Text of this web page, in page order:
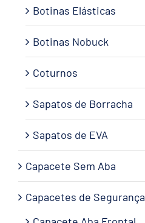
Botinas Elásticas
Botinas Nobuck
Coturnos
Sapatos de Borracha
Sapatos de EVA
Capacete Sem Aba
Capacetes de Segurança